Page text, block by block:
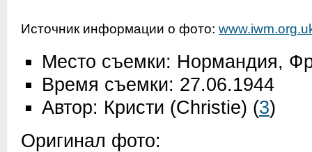
Источник информации о фото:
Место съемки: Нормандия,
Время съемки: 27.06.1944
Автор: Кристи (Christie) (3)
Оригинал фото: